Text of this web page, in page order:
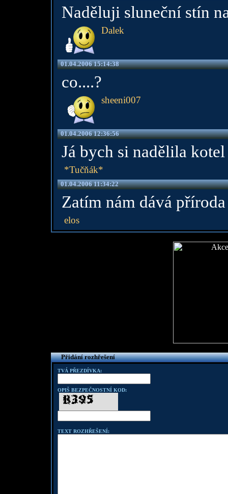
Naděluji sluneční stín
Dalek
01.04.2006 15:14:38
co....?
sheeni007
01.04.2006 12:36:56
Já bych si nadělila kotel
*Tučňák*
01.04.2006 11:34:22
Zatím nám dává
elos
Přidání rozhřešení
TVÁ PŘEZDÍVKA:
OPIŠ BEZPEČNOSTNÍ KOD:
TEXT ROZHŘEŠENÍ: